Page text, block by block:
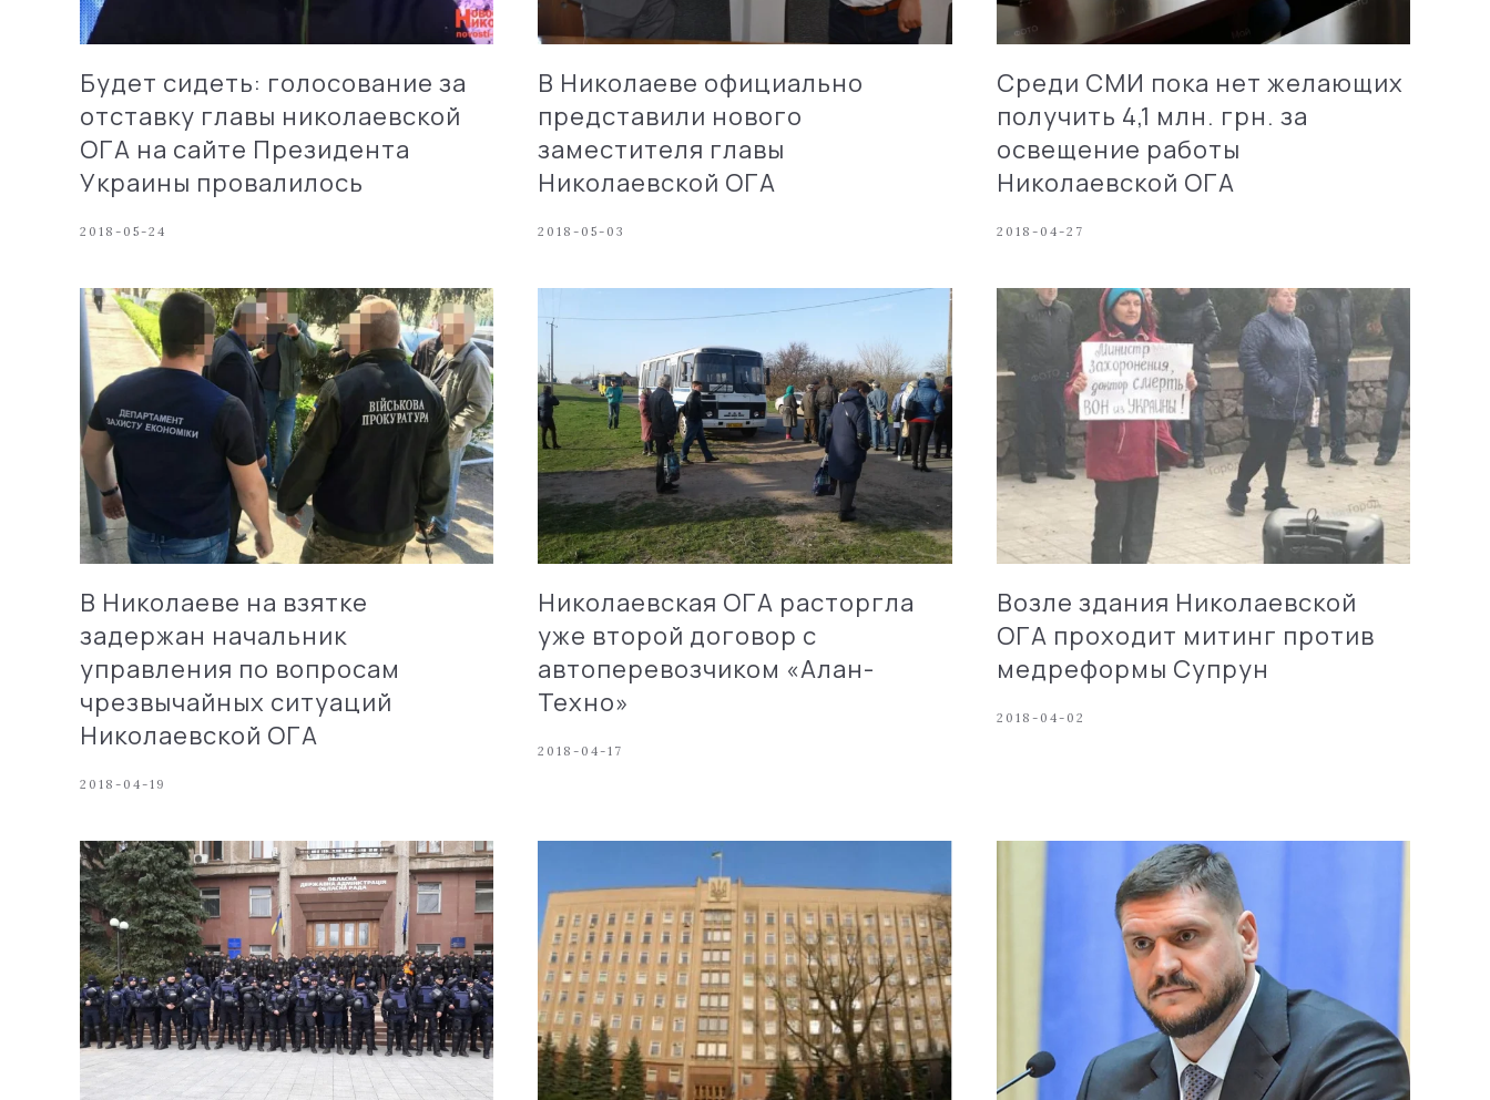
Будет сидеть: голосование за
отставку главы николаевской
ОГА на сайте Президента
Украины провалилось
2018-05-24
В Николаеве официально
представили нового
заместителя главы
Николаевской ОГА
2018-05-03
Среди СМИ пока нет желающих
получить 4,1 млн. грн. за
освещение работы
Николаевской ОГА
2018-04-27
В Николаеве на взятке
задержан начальник
управления по вопросам
чрезвычайных ситуаций
Николаевской ОГА
2018-04-19
Николаевская ОГА расторгла
уже второй договор с
автоперевозчиком «Алан-
Техно»
2018-04-17
Возле здания Николаевской
ОГА проходит митинг против
медреформы Супрун
2018-04-02